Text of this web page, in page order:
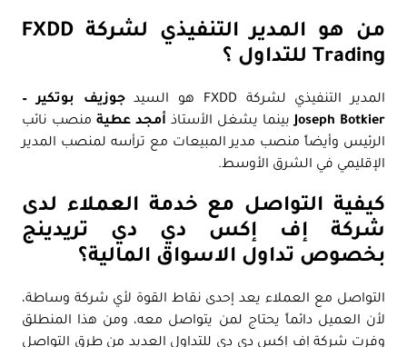
من هو المدير التنفيذي لشركة FXDD
Trading للتداول ؟
المدير التنفيذي لشركة FXDD هو السيد
جوزيف بوتكير –
Joseph Botkier بينما يشغل الأستاذ أمجد عطية منصب نائب
الرئيس وأيضاً منصب مدير المبيعات مع ترأسه لمنصب المدير
الإقليمي في الشرق الأوسط.
كيفية التواصل مع خدمة العملاء لدى
شركة إف إكس دي دي تريدينج
بخصوص تداول الاسواق المالية؟
التواصل مع العملاء يعد إحدى نقاط القوة لأي شركة وساطة،
لأن العميل دائماً يحتاج لمن يتواصل معه، ومن هذا المنطلق
وفرت شركة إف إكس دي دي للتداول العديد من طرق التواصل